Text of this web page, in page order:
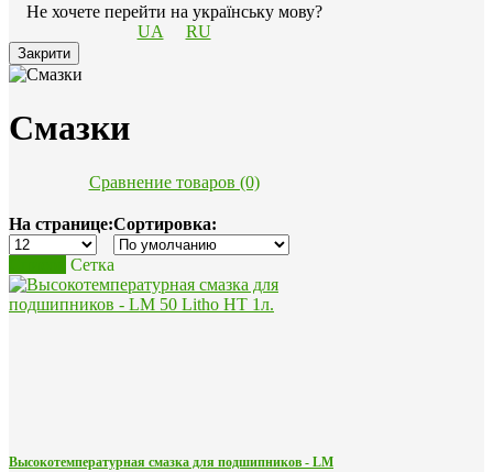
Не хочете перейти на українську мову?
UA
RU
Закрити
Смазки
Сравнение товаров (0)
На странице:Сортировка:
Сетка
Высокотемпературная смазка для подшипников - LM